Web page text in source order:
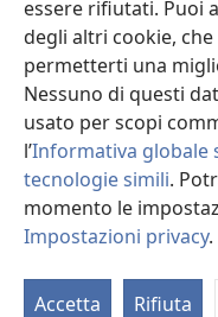
essere rifiutati. Puoi
degli altri cookie,
permetterti una
Nessuno di questi
usato per scopi
l’Informativa globale
tecnologie simili.
momento le
Impostazioni privacy.
Accetta Rifiuta
e Cora. f
36 I figli di Èlifaz
Gatàm, Chenàz,
37 I figli di Reuèl
Mizza.
38 I figli di Sèir j
Ana, Disòn, Èzer e
39 I figli di Lotàn
40 I figli di Sobàl